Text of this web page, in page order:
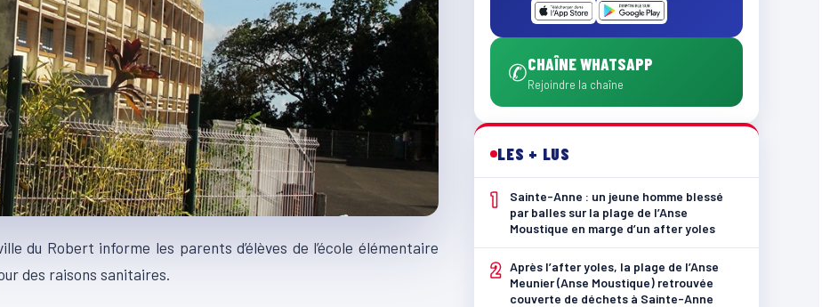
du Robert informe les parents d’élèves de l’école élémentaire
des raisons sanitaires.
✆CHAÎNE WHATSAPP
Rejoindre la chaîne
LES + LUS
1
Sainte-Anne : un jeune homme blessé
par balles sur la plage de l’Anse
Moustique en marge d’un after yoles
2 Après l’after yoles, la plage de l’Anse
Meunier (Anse Moustique) retrouvée
couverte de déchets à Sainte-Anne